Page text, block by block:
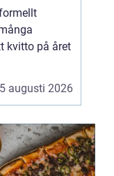
kvitto på året
augusti 2026